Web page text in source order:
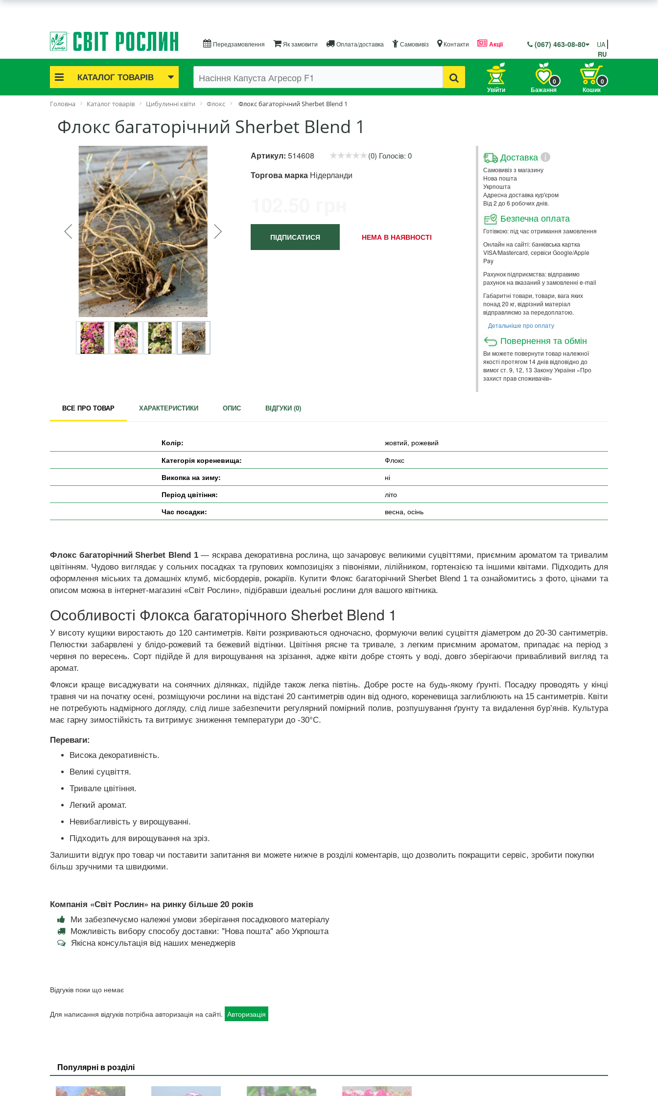
Передзамовлення Як замовити Оплата/доставка Самовивіз Контакти Акції (067) 463-08-80
UA
RU
КАТАЛОГ ТОВАРІВ
Акційні товари
Cаджанці троянд
Цибуля та часник
Насіннєва картопля
Насіння і розсада
Саджанці декоративні
Засоби захисту рослин
Добрива
Для кімнатних рослин
Для ландшафтного дизайну
Для поливу
Інструменти та інвентар
Виноробство
Бджільництво
Садові фігури
Міцелій грибів
Товари для дому
Теплиці і покривний матеріал
Увійти Бажання
0
Кошик
0
Головна Каталог товарів Цибулинні квіти Флокс Флокс багаторічний Sherbet Blend 1
Флокс багаторічний Sherbet Blend 1
Артикул: 514608 (0) Голосів: 0
Торгова марка Нідерланди
ПІДПИСАТИСЯ НЕМА В НАЯВНОСТІ
Доставка i
Самовивіз з магазину
Нова пошта
Укрпошта
Адресна доставка кур'єром
Від 2 до 6 робочих днів.
Безпечна оплата
Готівкою: під час отримання замовлення
Онлайн на сайті: банківська картка
VISA/Mastercard, сервіси Google/Apple
Pay
Рахунок підприємства: відправимо
рахунок на вказаний у замовленні e-mail
Габаритні товари, товари, вага яких
понад 20 кг, відрізний матеріал
відправляємо за передоплатою.
Детальніше про оплату
Повернення та обмін
Ви можете повернути товар належної
якості протягом 14 днів відповідно до
вимог ст. 9, 12, 13 Закону України «Про
захист прав споживачів»
ВСЕ ПРО ТОВАР ХАРАКТЕРИСТИКИ ОПИС ВІДГУКИ (0)
Колір:
жовтий, рожевий
Категорія кореневища:
Флокс
Викопка на зиму:
ні
Період цвітіння:
літо
Час посадки:
весна, осінь
Флокс багаторічний Sherbet Blend 1— яскрава декоративна рослина, що зачаровує великими суцвіттями, приємним ароматом та тривалим
цвітінням. Чудово виглядає у сольних посадках та групових композиціях з півоніями, лілійником, гортензією та іншими квітами. Підходить для
оформлення міських та домашніх клумб, місбордерів, рокаріїв. Купити Флокс багаторічний Sherbet Blend 1 та ознайомитись з фото, цінами та
описом можна в інтернет-магазині «Світ Рослин», підібравши ідеальні рослини для вашого квітника.
Особливості Флокса багаторічного Sherbet Blend 1
У висоту кущики виростають до 120 сантиметрів. Квіти розкриваються одночасно, формуючи великі суцвіття діаметром до 20-30 сантиметрів.
Пелюстки забарвлені у блідо-рожевий та бежевий відтінки. Цвітіння рясне та тривале, з легким приємним ароматом, припадає на період з
червня по вересень. Сорт підійде й для вирощування на зрізання, адже квіти добре стоять у воді, довго зберігаючи привабливий вигляд та
аромат.
Флокси краще висаджувати на сонячних ділянках, підійде також легка півтінь. Добре росте на будь-якому ґрунті. Посадку проводять у кінці
травня чи на початку осені, розміщуючи рослини на відстані 20 сантиметрів один від одного, кореневища заглиблюють на 15 сантиметрів. Квіти
не потребують надмірного догляду, слід лише забезпечити регулярний помірний полив, розпушування ґрунту та видалення бур’янів. Культура
має гарну зимостійкість та витримує зниження температури до -30°C.
Переваги:
Висока декоративність.
Великі суцвіття.
Тривале цвітіння.
Легкий аромат.
Невибагливість у вирощуванні.
Підходить для вирощування на зріз.
Залишити відгук про товар чи поставити запитання ви можете нижче в розділі коментарів, що дозволить покращити сервіс, зробити покупки
більш зручними та швидкими.
Компанія «Світ Рослин» на ринку більше 20 років
Ми забезпечуємо належні умови зберігання посадкового матеріалу
Можливість вибору способу доставки: "Нова пошта" або Укрпошта
Якісна консультація від наших менеджерів
Відгуків поки що немає
Для написання відгуків потрібна авторизація на сайті. Авторизація
Популярні в розділі